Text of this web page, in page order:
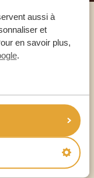
aussi à
et
en savoir plus,
.